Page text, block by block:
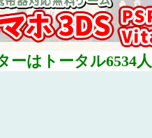
ーはトータル6534